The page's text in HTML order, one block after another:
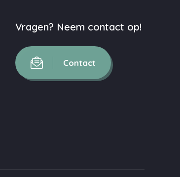
Vragen? Neem contact op!
Contact